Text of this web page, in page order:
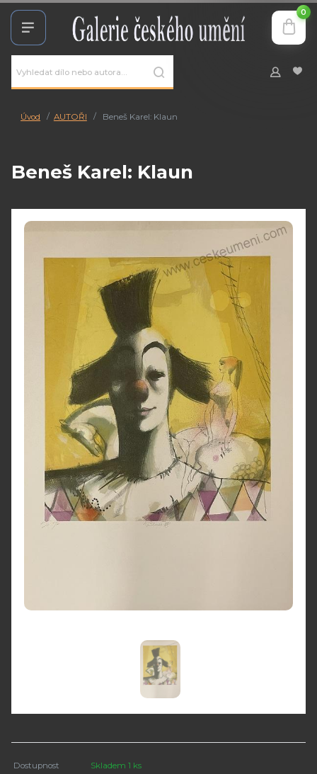
0
Úvod AUTOŘI Beneš Karel: Klaun
Beneš Karel: Klaun
Dostupnost Skladem 1 ks